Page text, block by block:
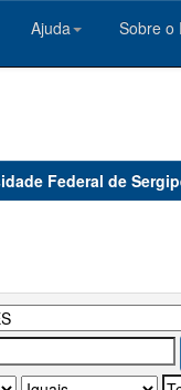
Ajuda Sobre o
Federal de